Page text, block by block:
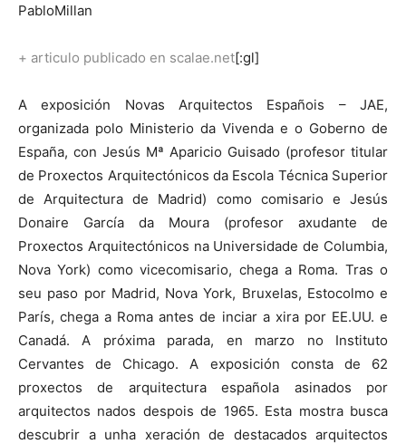
PabloMillan
+ articulo publicado en scalae.net[:gl]
A exposición Novas Arquitectos Españois – JAE,
organizada polo Ministerio da Vivenda e o Goberno de
España, con Jesús Mª Aparicio Guisado (profesor titular
de Proxectos Arquitectónicos da Escola Técnica Superior
de Arquitectura de Madrid) como comisario e Jesús
Donaire García da Moura (profesor axudante de
Proxectos Arquitectónicos na Universidade de Columbia,
Nova York) como vicecomisario, chega a Roma. Tras o
seu paso por Madrid, Nova York, Bruxelas, Estocolmo e
París, chega a Roma antes de inciar a xira por EE.UU. e
Canadá. A próxima parada, en marzo no Instituto
Cervantes de Chicago. A exposición consta de 62
proxectos de arquitectura española asinados por
arquitectos nados despois de 1965. Esta mostra busca
descubrir a unha xeración de destacados arquitectos